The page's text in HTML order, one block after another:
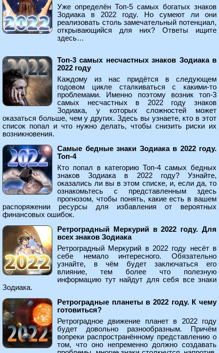
Уже определён Топ-5 самых богатых знаков
Зодиака в 2022 году. Но сумеют ли они
реализовать столь замечательный потенциал,
открывающийся для них? Ответы ищите
здесь…
Топ-3 самых несчастных знаков Зодиака в
2022 году
Каждому из нас придётся в следующем
годовом цикле сталкиваться с какими-то
проблемами. Именно поэтому возник топ-3
самых несчастных в 2022 году знаков
Зодиака, у которых сложностей может
оказаться больше, чем у других. Здесь вы узнаете, кто в этот
список попал и что нужно делать, чтобы снизить риски их
возникновения.
Самые бедные знаки Зодиака в 2022 году.
Топ-4
Кто попал в категорию Топ-4 самых бедных
знаков Зодиака в 2022 году? Узнайте,
оказались ли вы в этом списке, и, если да, то
ознакомьтесь с представленным здесь
прогнозом, чтобы понять, какие есть в вашем
распоряжении ресурсы для избавления от вероятных
финансовых ошибок.
Ретроградный Меркурий в 2022 году. Для
всех знаков Зодиака
Ретроградный Меркурий в 2022 году несёт в
себе немало интересного. Обязательно
узнайте, в чём будет заключаться его
влияние, тем более что полезную
информацию тут найдут для себя все знаки
Зодиака.
Ретроградные планеты в 2022 году. К чему
готовиться?
Ретроградное движение планет в 2022 году
будет довольно разнообразным. Причём
вопреки распространённому представлению о
том, что оно непременно должно создавать